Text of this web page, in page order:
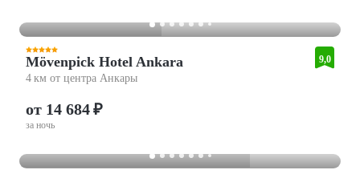
Mövenpick Hotel Ankara
4 км от центра Анкары
9,0
от 14 684 ₽
за ночь